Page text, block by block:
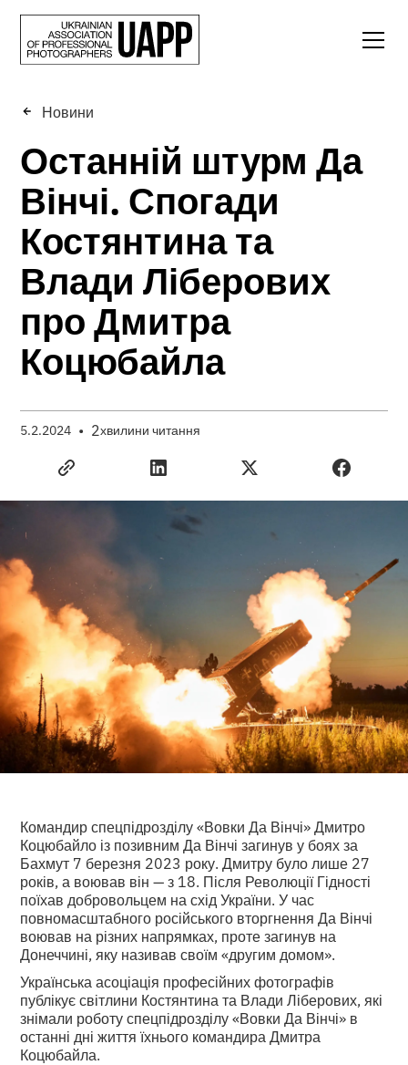
Новини
Останній штурм Да
Вінчі. Спогади
Костянтина та
Влади Ліберових
про Дмитра
Коцюбайла
5.2.2024 • 2хвилини читання
Командир спецпідрозділу «Вовки Да Вінчі» Дмитро
Коцюбайло із позивним Да Вінчі загинув у боях за
Бахмут 7 березня 2023 року. Дмитру було лише 27
років, а воював він — з 18. Після Революції Гідності
поїхав добровольцем на схід України. У час
повномасштабного російського вторгнення Да Вінчі
воював на різних напрямках, проте загинув на
Донеччині, яку називав своїм «другим домом».
Українська асоціація професійних фотографів
публікує світлини Костянтина та Влади Ліберових, які
знімали роботу спецпідрозділу «Вовки Да Вінчі» в
останні дні життя їхнього командира Дмитра
Коцюбайла.